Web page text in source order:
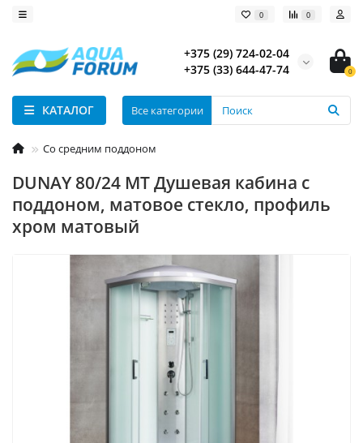
0 0
+375 (29) 724-02-04
+375 (33) 644-47-74
0
КАТАЛОГ Все категории
Со средним поддоном
DUNAY 80/24 MT Душевая кабина с
поддоном, матовое стекло, профиль
хром матовый